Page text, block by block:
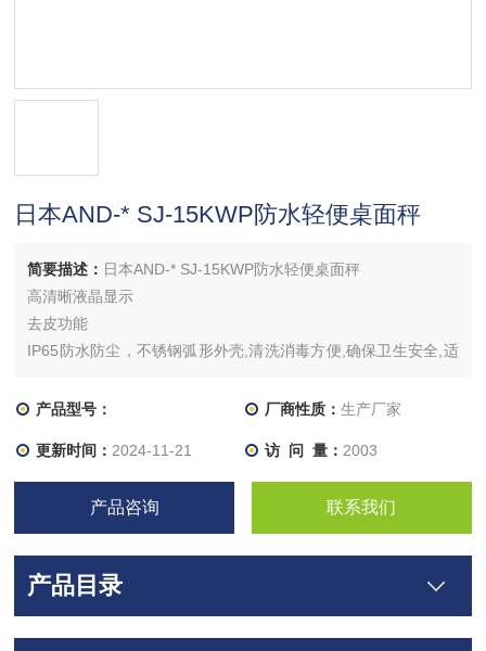
日本AND-* SJ-15KWP防水轻便桌面秤
简要描述： 日本AND-* SJ-15KWP防水轻便桌面秤
高清晰液晶显示
去皮功能
IP65防水防尘，不锈钢弧形外壳,清洗消毒方便,确保卫生安全,适
产品型号：
厂商性质： 生产厂家
更新时间： 2024-11-21 访 问 量： 2003
产品咨询 联系我们
产品目录